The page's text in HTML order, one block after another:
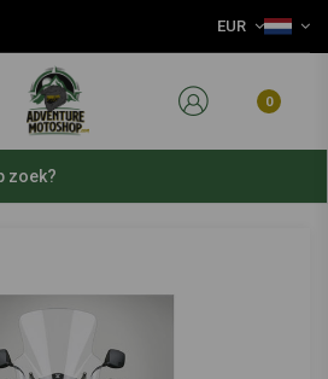
EUR
0
Vstream Windscherm voor Suzuki DL650 V-Strom/V-Strom Adventure/X/XT ('17-'21) | Kies een Kleur
van National Cycle
voor Suzuki DL650 V-
X/XT ('17-'21) | Kies